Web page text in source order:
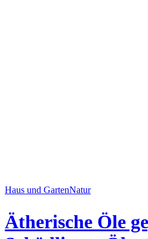
Haus und GartenNatur
Ätherische Öle